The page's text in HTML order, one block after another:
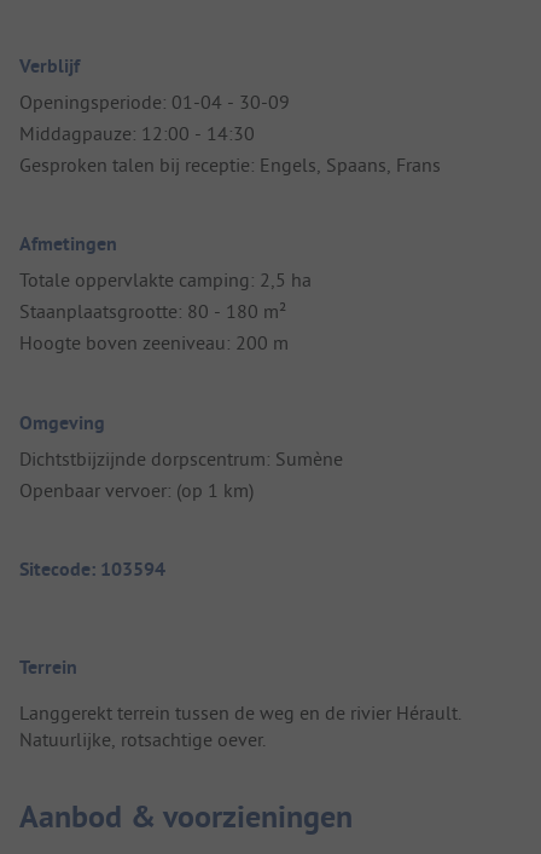
Verblijf
Openingsperiode: 01-04 - 30-09
Middagpauze: 12:00 - 14:30
Gesproken talen bij receptie: Engels, Spaans, Frans
Afmetingen
Totale oppervlakte camping: 2,5 ha
Staanplaatsgrootte: 80 - 180 m²
Hoogte boven zeeniveau: 200 m
Omgeving
Dichtstbijzijnde dorpscentrum: Sumène
Openbaar vervoer: (op 1 km)
Sitecode: 103594
Terrein
Langgerekt terrein tussen de weg en de rivier Hérault.
Natuurlijke, rotsachtige oever.
Aanbod & voorzieningen